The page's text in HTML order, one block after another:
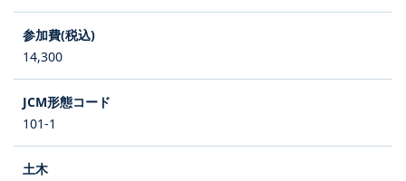
14,300
101-1